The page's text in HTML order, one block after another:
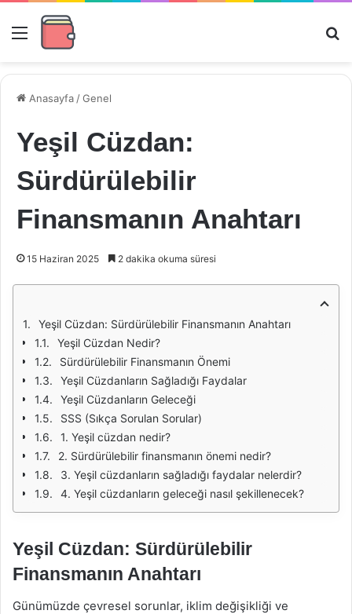
Menü
Anasayfa /Genel
Yeşil Cüzdan:
Sürdürülebilir
Finansmanın Anahtarı
15 Haziran 2025 2 dakika okuma süresi
Yeşil Cüzdan: Sürdürülebilir Finansmanın Anahtarı
Yeşil Cüzdan Nedir?
Sürdürülebilir Finansmanın Önemi
Yeşil Cüzdanların Sağladığı Faydalar
Yeşil Cüzdanların Geleceği
SSS (Sıkça Sorulan Sorular)
1. Yeşil cüzdan nedir?
2. Sürdürülebilir finansmanın önemi nedir?
3. Yeşil cüzdanların sağladığı faydalar nelerdir?
4. Yeşil cüzdanların geleceği nasıl şekillenecek?
Yeşil Cüzdan: Sürdürülebilir
Finansmanın Anahtarı
Günümüzde çevresel sorunlar, iklim değişikliği ve